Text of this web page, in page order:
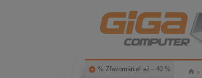
% Zľavománia! až - 40 % »